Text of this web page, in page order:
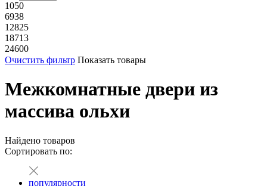
1050
6938
12825
18713
24600
Очистить фильтр Показать товары
Межкомнатные двери из
массива ольхи
Найдено товаров
Сортировать по:
популярности